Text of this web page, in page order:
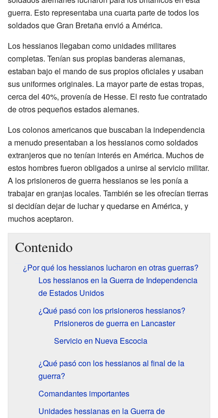
guerra. Esto representaba una cuarta parte de todos los
soldados que Gran Bretaña envió a América.
Los hessianos llegaban como unidades militares
completas. Tenían sus propias banderas alemanas,
estaban bajo el mando de sus propios oficiales y usaban
sus uniformes originales. La mayor parte de estas tropas,
cerca del 40%, provenía de Hesse. El resto fue contratado
de otros pequeños estados alemanes.
Los colonos americanos que buscaban la independencia
a menudo presentaban a los hessianos como soldados
extranjeros que no tenían interés en América. Muchos de
estos hombres fueron obligados a unirse al servicio militar.
A los prisioneros de guerra hessianos se les ponía a
trabajar en granjas locales. También se les ofrecían tierras
si decidían dejar de luchar y quedarse en América, y
muchos aceptaron.
Contenido
¿Por qué los hessianos lucharon en otras guerras?
Los hessianos en la Guerra de Independencia
de Estados Unidos
¿Qué pasó con los prisioneros hessianos?
Prisioneros de guerra en Lancaster
Servicio en Nueva Escocia
¿Qué pasó con los hessianos al final de la
guerra?
Comandantes importantes
Unidades hessianas en la Guerra de